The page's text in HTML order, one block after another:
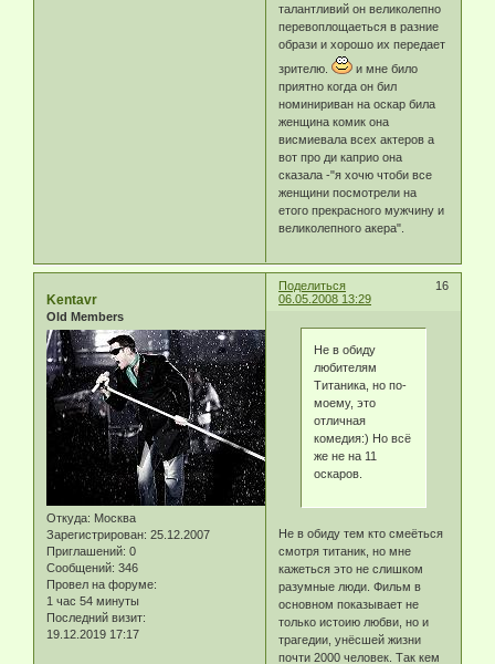
талантливий он великолепно
перевоплощаеться в разние
образи и хорошо их передает
зрителю.
и мне било
приятно когда он бил
номинириван на оскар била
женщина комик она
висмиевала всех актеров а
вот про ди каприо она
сказала -"я хочю чтоби все
женщини посмотрели на
етого прекрасного мужчину и
великолепного акера".
Поделиться
16
06.05.2008 13:29
Kentavr
Old Members
Откуда: Москва
Зарегистрирован: 25.12.2007
Приглашений: 0
Сообщений: 346
Провел на форуме:
1 час 54 минуты
Последний визит:
19.12.2019 17:17
Не в обиду
любителям
Титаника, но по-
моему, это
отличная
комедия:) Но всё
же не на 11
оскаров.
Не в обиду тем кто смеёться
смотря титаник, но мне
кажеться это не слишком
разумные люди. Фильм в
основном показывает не
только истоию любви, но и
трагедии, унёсшей жизни
почти 2000 человек. Так кем